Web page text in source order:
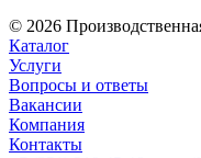
© 2026
Каталог
Услуги
Вопросы и ответы
Вакансии
Компания
Контакты